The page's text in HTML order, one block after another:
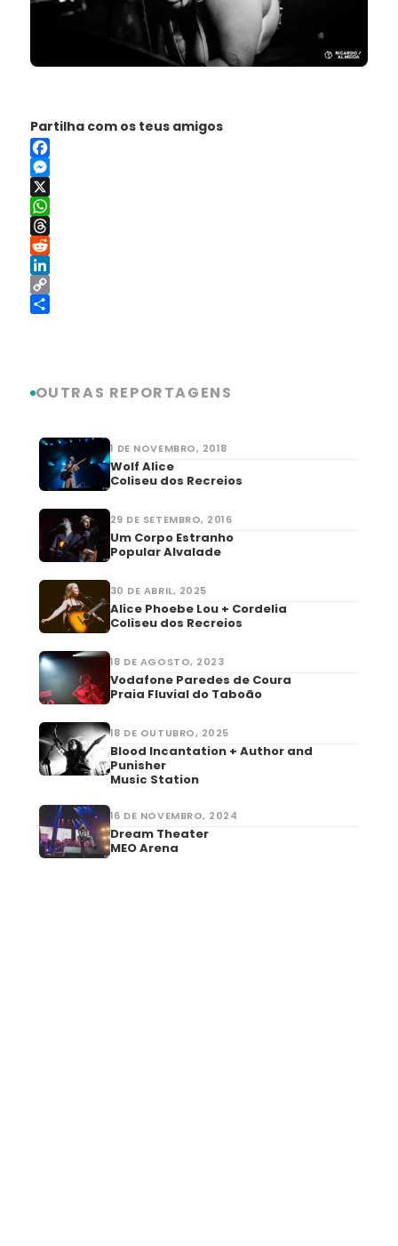
Partilha com os teus amigos
Facebook
Messenger
X
WhatsApp
Threads
Reddit
LinkedIn
Copy
OUTRAS REPORTAGENS
1 DE NOVEMBRO, 2018
Wolf Alice
Coliseu dos Recreios
29 DE SETEMBRO, 2016
Um Corpo Estranho
Popular Alvalade
30 DE ABRIL, 2025
Alice Phoebe Lou + Cordelia
Coliseu dos Recreios
18 DE AGOSTO, 2023
Vodafone Paredes de Coura
Praia Fluvial do Taboão
18 DE OUTUBRO, 2025
Blood Incantation + Author and
Punisher
Music Station
16 DE NOVEMBRO, 2024
Dream Theater
MEO Arena